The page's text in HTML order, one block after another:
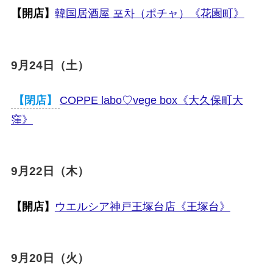
【開店】 韓国居酒屋 포차（ポチャ）《花園町》
9月24日（土）
【閉店】
COPPE labo♡vege box《大久保町大
窪》
9月22日（木）
【開店】 ウエルシア神戸王塚台店《王塚台》
9月20日（火）